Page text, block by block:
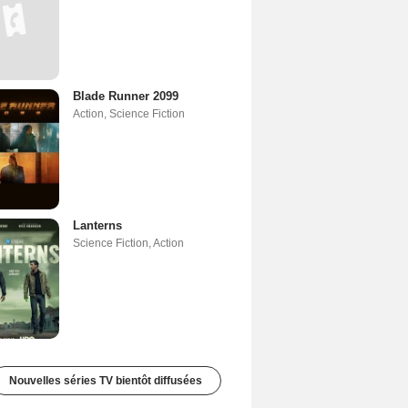
Blade Runner 2099
Action, Science Fiction
Lanterns
Science Fiction,Action
Nouvelles séries TV bientôt diffusées